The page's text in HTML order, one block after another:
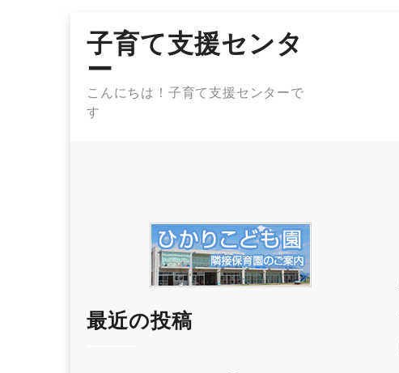
content
子育て支援センタ
ー
こんにちは！子育て支援センターで
す
最近の投稿